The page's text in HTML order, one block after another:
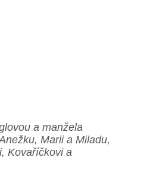
a manžela
Marii a Miladu,
Kovaříčkovi a